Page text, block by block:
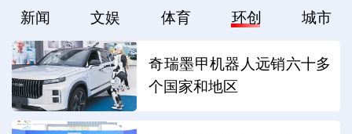
新闻 文娱 体育 环创 城市
奇瑞墨甲机器人远销六十多
个国家和地区